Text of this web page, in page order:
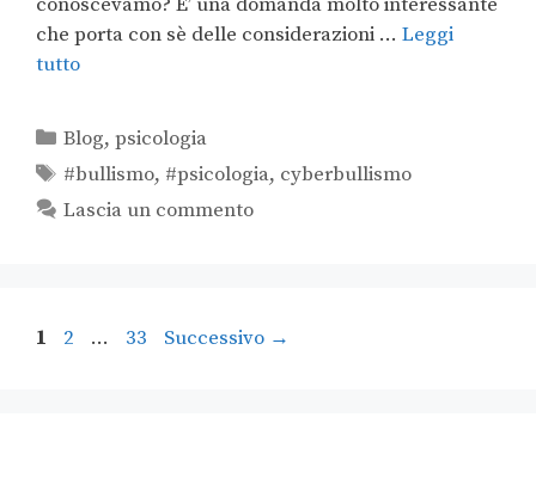
che porta con sè delle considerazioni … Leggi
tutto
Blog,psicologia
#bullismo, #psicologia, cyberbullismo
Lascia un commento
1 2 … 33 Successivo →